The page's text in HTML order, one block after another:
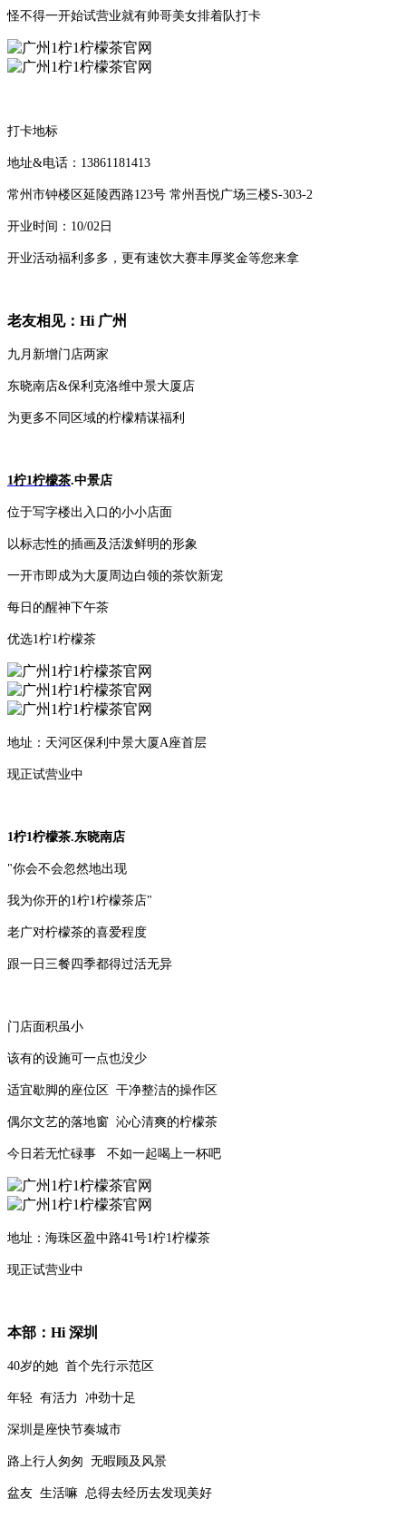
怪不得一开始试营业就有帅哥美女排着队打卡
打卡地标
地址&电话：13861181413
常州市钟楼区延陵西路123号 常州吾悦广场三楼S-303-2
开业时间：10/02日
开业活动福利多多，更有速饮大赛丰厚奖金等您来拿
老友相见：Hi 广州
九月新增门店两家
东晓南店&保利克洛维中景大厦店
为更多不同区域的柠檬精谋福利
1柠1柠檬茶.中景店
位于写字楼出入口的小小店面
以标志性的插画及活泼鲜明的形象
一开市即成为大厦周边白领的茶饮新宠
每日的醒神下午茶
优选1柠1柠檬茶
地址：天河区保利中景大厦A座首层
现正试营业中
1柠1柠檬茶.东晓南店
"你会不会忽然地出现
我为你开的1柠1柠檬茶店"
老广对柠檬茶的喜爱程度
跟一日三餐四季都得过活无异
门店面积虽小
该有的设施可一点也没少
适宜歇脚的座位区 干净整洁的操作区
偶尔文艺的落地窗 沁心清爽的柠檬茶
今日若无忙碌事 不如一起喝上一杯吧
地址：海珠区盈中路41号1柠1柠檬茶
现正试营业中
本部：Hi 深圳
40岁的她 首个先行示范区
年轻 有活力 冲劲十足
深圳是座快节奏城市
路上行人匆匆 无暇顾及风景
盆友 生活嘛 总得去经历去发现美好